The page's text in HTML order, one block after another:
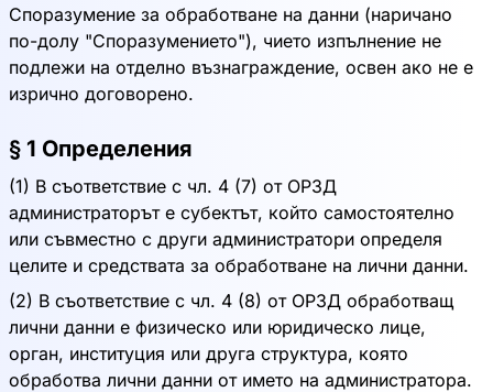
Споразумение за обработване на данни (наричано
по-долу "Споразумението"), чието изпълнение не
подлежи на отделно възнаграждение, освен ако не е
изрично договорено.
§ 1 Определения
(1) В съответствие с чл. 4 (7) от ОРЗД
администраторът е субектът, който самостоятелно
или съвместно с други администратори определя
целите и средствата за обработване на лични данни.
(2) В съответствие с чл. 4 (8) от ОРЗД обработващ
лични данни е физическо или юридическо лице,
орган, институция или друга структура, която
обработва лични данни от името на администратора.